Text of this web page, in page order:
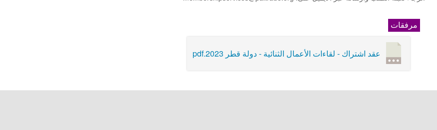
مرفقات
عقد اشتراك - لقاءات الأعمال الثنائية - دولة قطر 2023.pdf